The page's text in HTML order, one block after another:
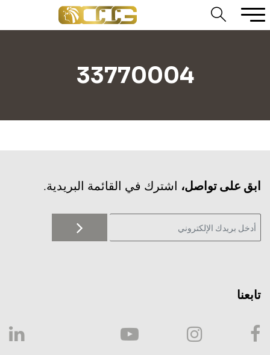
33770004
‫ابق على تواصل، اشترك في القائمة البريدية.
تابعنا